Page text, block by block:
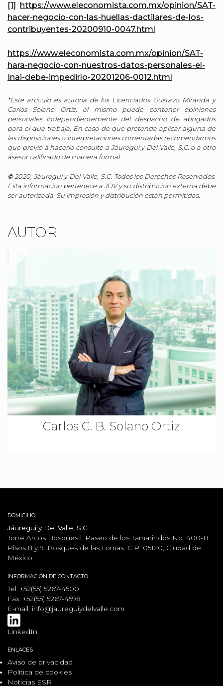
[1]
https://www.eleconomista.com.mx/opinion/SAT-
hacer-negocio-con-las-huellas-dactilares-de-los-
contribuyentes-20200910-0047.html
https://www.eleconomista.com.mx/opinion/SAT-
hara-negocio-con-nuestros-datos-personales-el-
Inai-debe-impedirlo-20201206-0012.html
*Este artículo es autoría de los Licenciados Gustavo Miranda y
Carlos Solano Ortíz, el mismo puede contener opiniones
personales independientemente del despacho de abogados
para el que trabaja. En caso de que pretenda aplicar alguna de
las disposiciones o interpretaciones comentadas recomendamos
que previo a hacerlo consulte a Jáuregui y Del Valle, S.C. o a otro
asesor calificado de manera formal.
©2020, Jáuregui y Del Valle, S.C. Todos los Derechos Reservados.
Esta información pertenece a JDV y su distribución externa debe
ser autorizada. Su impresión y distribución están permitidas.
AUTOR
Carlos C. B. Solano Ortiz
DOMICILIO
Jáuregui y Del Valle, S.C.
Torre Arcos Bosques l. Paseo de los Tamarindos No. 400-B
Pisos 8 y 9. Bosques de las Lomas. C.P. 05120, Ciudad de
México
INFORMACIÓN DE CONTACTO
Tel: +52(55) 5267-4500
Fax: +52(55) 5267-4598
E-mail: info@jaureguiydelvalle.com
LinkedIn
ENLACES
Aviso de privacidad
Política de cookies
Noticias ESR